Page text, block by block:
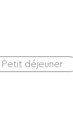
Petit déjeuner